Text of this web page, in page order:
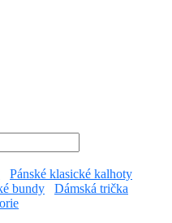
Pánské klasické kalhoty
bundy
Dámská trička